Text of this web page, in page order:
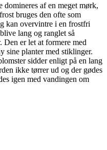
domineres af en meget mørk,
bruges den ofte som
kan overvintre i en frostfri
lang og ranglet så
er let at formere med
sine planter med stiklinger.
sidder enligt på en lang
ikke tørrer ud og der gødes
igen med vandingen om